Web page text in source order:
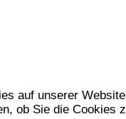
auf unserer
ob Sie die Cookies